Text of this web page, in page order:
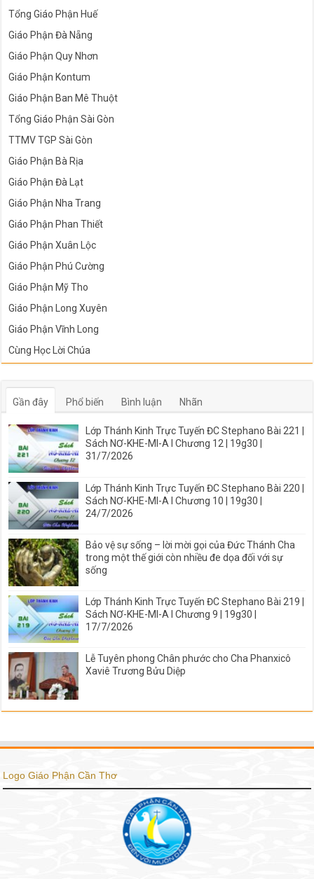
Tổng Giáo Phận Huế
Giáo Phận Đà Nẵng
Giáo Phận Quy Nhơn
Giáo Phận Kontum
Giáo Phận Ban Mê Thuột
Tổng Giáo Phận Sài Gòn
TTMV TGP Sài Gòn
Giáo Phận Bà Rịa
Giáo Phận Đà Lạt
Giáo Phận Nha Trang
Giáo Phận Phan Thiết
Giáo Phận Xuân Lộc
Giáo Phận Phú Cường
Giáo Phận Mỹ Tho
Giáo Phận Long Xuyên
Giáo Phận Vĩnh Long
Cùng Học Lời Chúa
Gần đây Phổ biến Bình luận Nhãn
Lớp Thánh Kinh Trực Tuyến ĐC Stephano Bài 221 |
Sách NƠ-KHE-MI-A I Chương 12 | 19g30 |
31/7/2026
Lớp Thánh Kinh Trực Tuyến ĐC Stephano Bài 220 |
Sách NƠ-KHE-MI-A I Chương 10 | 19g30 |
24/7/2026
Bảo vệ sự sống – lời mời gọi của Đức Thánh Cha
trong một thế giới còn nhiều đe dọa đối với sự
sống
Lớp Thánh Kinh Trực Tuyến ĐC Stephano Bài 219 |
Sách NƠ-KHE-MI-A I Chương 9 | 19g30 |
17/7/2026
Lễ Tuyên phong Chân phước cho Cha Phanxicô
Xaviê Trương Bửu Diệp
Logo Giáo Phận Cần Thơ